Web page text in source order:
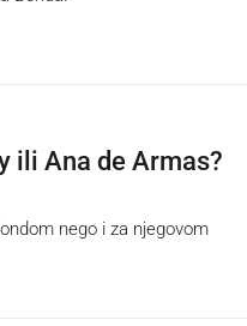
ili Ana de Armas?
nego i za njegovom